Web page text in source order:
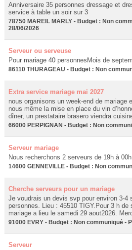
Anniversaire 35 personnes dressage et
service à table un soir sur 3
78750 MAREIL MARLY - Budget : Non
28/06/2026
Serveur ou serveuse
Pour mariage 40 personnesMois de
86110 THURAGEAU - Budget : Non
Extra service mariage mai 2027
nous organisons un week-end de mariage
nous même la mise en place du vin
dîner, un prestataire brasero viendra
66000 PERPIGNAN - Budget : Non
Serveur mariage
Nous recherchons 2 serveurs de 19h à
14600 GENNEVILLE - Budget : Non
Cherche serveurs pour un mariage
Je voudrais un devis svp pour environ 3-4
personnes. Lieu : 45510 TIGY.Pour 3 h de
mariage a lieu le samedi 29 aout2026.
91000 EVRY - Budget : Non communiqué -
Serveur